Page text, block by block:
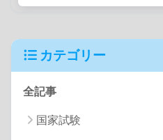
カテゴリー
全記事
国家試験